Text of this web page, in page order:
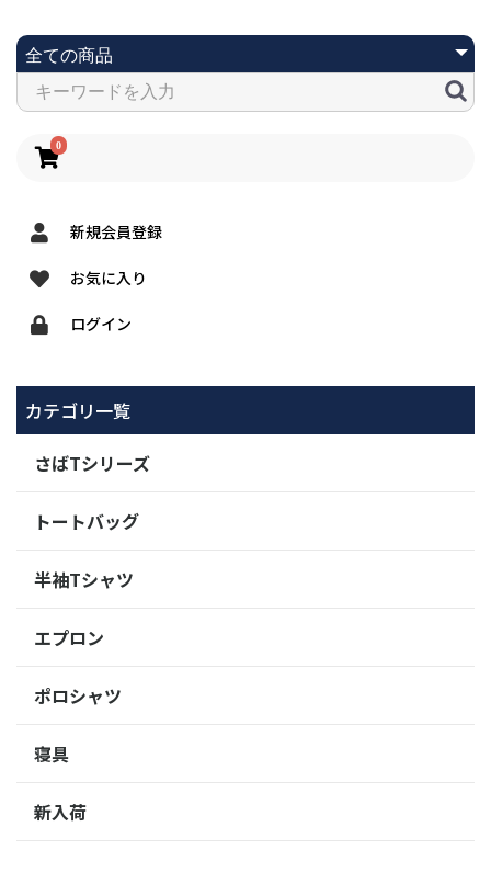
0
新規会員登録
お気に入り
ログイン
カテゴリ一覧
さばTシリーズ
トートバッグ
半袖Tシャツ
エプロン
ポロシャツ
寝具
新入荷